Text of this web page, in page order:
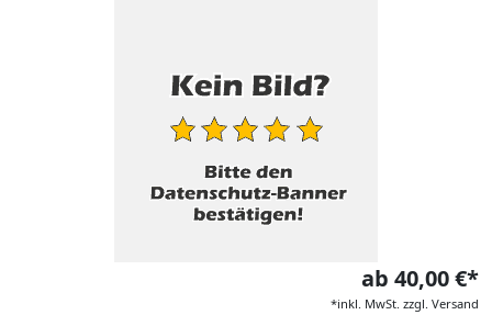
ab 40,00 €*
*inkl. MwSt. zzgl. Versand